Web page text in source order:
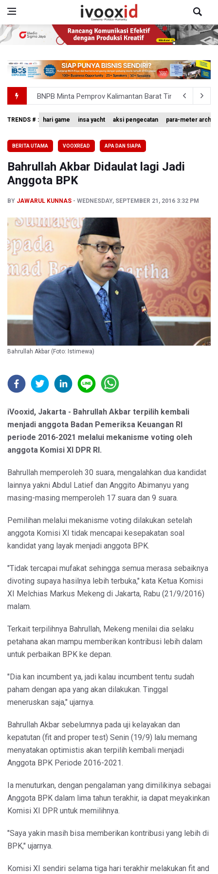
BNPB Minta Pemprov Kalimantan Barat Tinjau Kembali
Kemensos Targetkan 150 Ribu Siswa Masuk Program
Tim 9 Kejagung Periksa Febrie Adransayah sebagai
BPIP: Satu Siswa Sekolah Rakyat Jadi Calon Paskibraka
TRENDS # : hari game insa yacht aksi pengecatan para-meter
BERITA UTAMA VOOXREAD APA DAN SIAPA
Bahrullah Akbar Didaulat lagi Jadi
Anggota BPK
BY JAWARUL KUNNAS WEDNESDAY, SEPTEMBER 21, 2016 3:32 PM
Bahrullah Akbar (Foto: Istimewa)
iVooxid, Jakarta - Bahrullah Akbar terpilih kembali
menjadi anggota Badan Pemeriksa Keuangan RI
periode 2016-2021 melalui mekanisme voting oleh
anggota Komisi XI DPR RI.
Bahrullah memperoleh 30 suara, mengalahkan dua kandidat
lainnya yakni Abdul Latief dan Anggito Abimanyu yang
masing-masing memperoleh 17 suara dan 9 suara.
Pemilihan melalui mekanisme voting dilakukan setelah
anggota Komisi XI tidak mencapai kesepakatan soal
kandidat yang layak menjadi anggota BPK.
"Tidak tercapai mufakat sehingga semua merasa sebaiknya
divoting supaya hasilnya lebih terbuka," kata Ketua Komisi
XI Melchias Markus Mekeng di Jakarta, Rabu (21/9/2016)
malam.
Terkait terpilihnya Bahrullah, Mekeng menilai dia selaku
petahana akan mampu memberikan kontribusi lebih dalam
untuk perbaikan BPK ke depan.
"Dia kan incumbent ya, jadi kalau incumbent tentu sudah
paham dengan apa yang akan dilakukan. Tinggal
meneruskan saja," ujarnya.
Bahrullah Akbar sebelumnya pada uji kelayakan dan
kepatutan (fit and proper test) Senin (19/9) lalu memang
menyatakan optimistis akan terpilih kembali menjadi
Anggota BPK Periode 2016-2021.
Ia menuturkan, dengan pengalaman yang dimilikinya sebagai
Anggota BPK dalam lima tahun terakhir, ia dapat meyakinkan
Komisi XI DPR untuk memilihnya.
"Saya yakin masih bisa memberikan kontribusi yang lebih di
BPK," ujarnya.
Komisi XI sendiri selama tiga hari terakhir melakukan fit and